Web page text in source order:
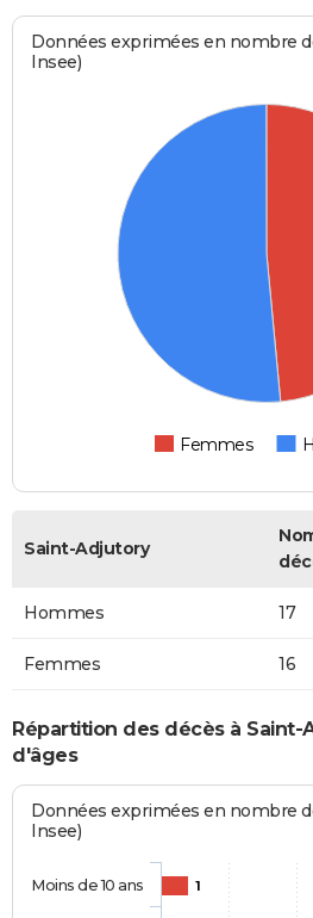
Données exprimées en nombre
Insee)
Femmes
Saint-Adjutory
Hommes 17
Femmes 16
Répartition des décès à
d'âges
Données exprimées en nombre
Insee)
1
Moins de 10 ans